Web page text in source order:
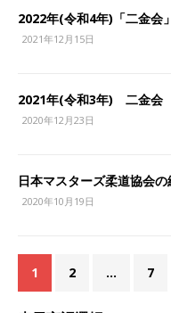
2022年(令和4年)「二金会
2021年12月15日
2021年(令和3年) 二金会
2020年12月23日
日本マスターズ柔道協会
2020年10月19日
1 2 … 7